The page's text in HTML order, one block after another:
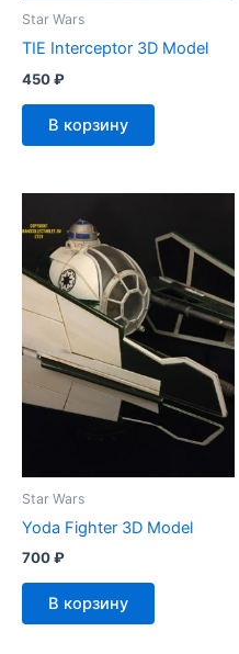
Star Wars
TIE Interceptor 3D Model
450₽
В корзину
Star Wars
Yoda Fighter 3D Model
700₽
В корзину